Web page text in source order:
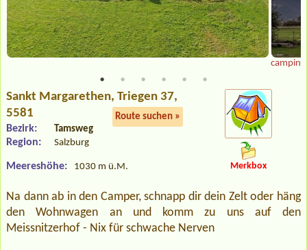
camping
Sankt Margarethen, Triegen 37,
5581
Route suchen »
Bezirk: Tamsweg
Region: Salzburg
Meereshöhe: 1030 m ü.M. Merkbox
Na dann ab in den Camper, schnapp dir dein Zelt oder häng
den Wohnwagen an und komm zu uns auf den
Meissnitzerhof - Nix für schwache Nerven